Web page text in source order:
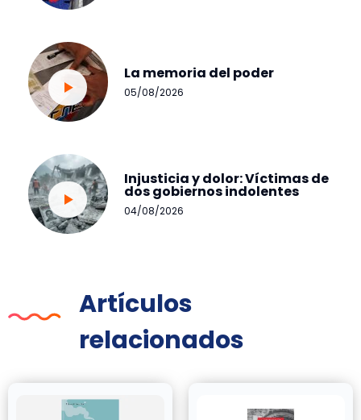
La memoria del poder
05/08/2026
Injusticia y dolor: Víctimas de
dos gobiernos indolentes
04/08/2026
Artículos
relacionados